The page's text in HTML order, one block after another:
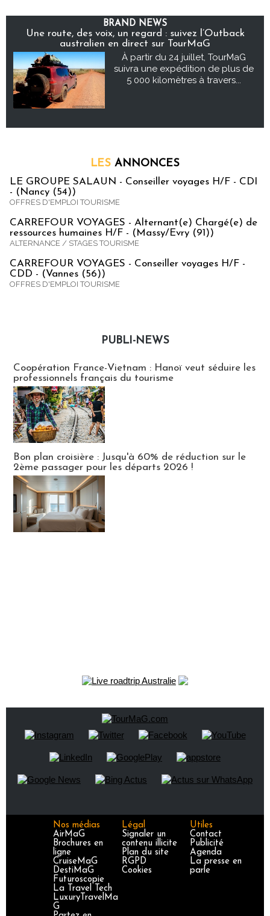
BRAND NEWS
Une route, des voix, un regard : suivez l’Outback
australien en direct sur TourMaG
À partir du 24 juillet, TourMaG
suivra une expédition de plus de
5 000 kilomètres à travers...
LES ANNONCES
LE GROUPE SALAUN - Conseiller voyages H/F - CDI
- (Nancy (54))
OFFRES D'EMPLOI TOURISME
CARREFOUR VOYAGES - Alternant(e) Chargé(e) de
ressources humaines H/F - (Massy/Evry (91))
ALTERNANCE / STAGES TOURISME
CARREFOUR VOYAGES - Conseiller voyages H/F -
CDD - (Vannes (56))
OFFRES D'EMPLOI TOURISME
PUBLI-NEWS
Coopération France-Vietnam : Hanoï veut séduire les
professionnels français du tourisme
Bon plan croisière : Jusqu'à 60% de réduction sur le
2ème passager pour les départs 2026 !
Nos médias
AirMaG
Brochures en
ligne
CruiseMaG
DestiMaG
Futuroscopie
La Travel Tech
LuxuryTravelMa
G
Légal
Signaler un
contenu illicite
Plan du site
RGPD
Cookies
Utiles
Contact
Publicité
Agenda
La presse en
parle